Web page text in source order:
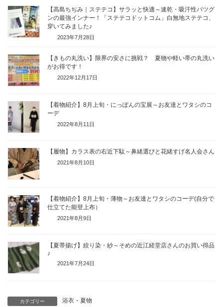
【高島ちぢみ｜ステテコ】サラッと快適～速乾・吸汗性バツグ
ンの最強インナー！「ステテコドットコム」白無地ステテコ、
穿いてみました♪
2023年7月28日
【きもの丸洗い】限界の安さに挑戦？ 夏物や軽い帯の丸洗い
がお得です！
2022年12月17日
【着物紹介】8月上旬・にっぽんの宝展～お友達とワタシのコ
ーデ
2022年8月11日
【履物】カラス表の右近下駄～鼻緒選びと花緒すげ名人会さん
2021年8月10日
【着物紹介】8月上旬・薄物～お友達とワタシのコーデ(自分で
仕立てた能登上布）
2021年8月9日
【夏帯揚げ】絞り染・紗～そめの近江経堂店さんのお買い得品
♪
2021年7月24日
カテゴリー 浴衣・夏物